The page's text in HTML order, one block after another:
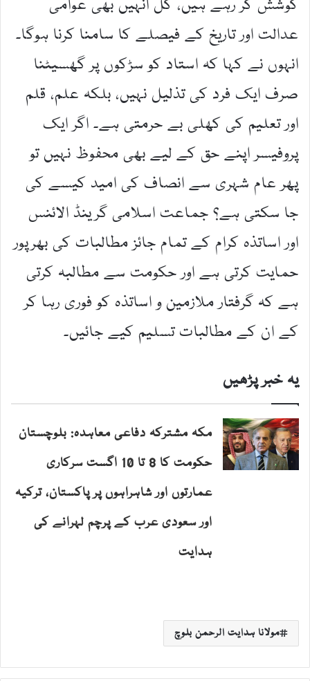
کوشش کر رہے ہیں، کل انہیں بھی عوامی
عدالت اور تاریخ کے فیصلے کا سامنا کرنا ہوگا۔
انہوں نے کہا کہ استاد کو سڑکوں پر گھسیٹنا
صرف ایک فرد کی تذلیل نہیں، بلکہ علم، قلم
اور تعلیم کی کھلی بے حرمتی ہے۔ اگر ایک
پروفیسر اپنے حق کے لیے بھی محفوظ نہیں تو
پھر عام شہری سے انصاف کی امید کیسے کی
جا سکتی ہے؟ جماعت اسلامی گرینڈ الائنس
اور اساتذہ کرام کے تمام جائز مطالبات کی بھرپور
حمایت کرتی ہے اور حکومت سے مطالبہ کرتی
ہے کہ گرفتار ملازمین و اساتذہ کو فوری رہا کر
کے ان کے مطالبات تسلیم کیے جائیں۔
یہ خبر پڑھیں
مکہ مشترکہ دفاعی معاہدہ: بلوچستان
حکومت کا 8 تا 10 اگست سرکاری
عمارتوں اور شاہراہوں پر پاکستان، ترکیہ
اور سعودی عرب کے پرچم لہرانے کی
ہدایت
مولانا ہدایت الرحمن بلوچ